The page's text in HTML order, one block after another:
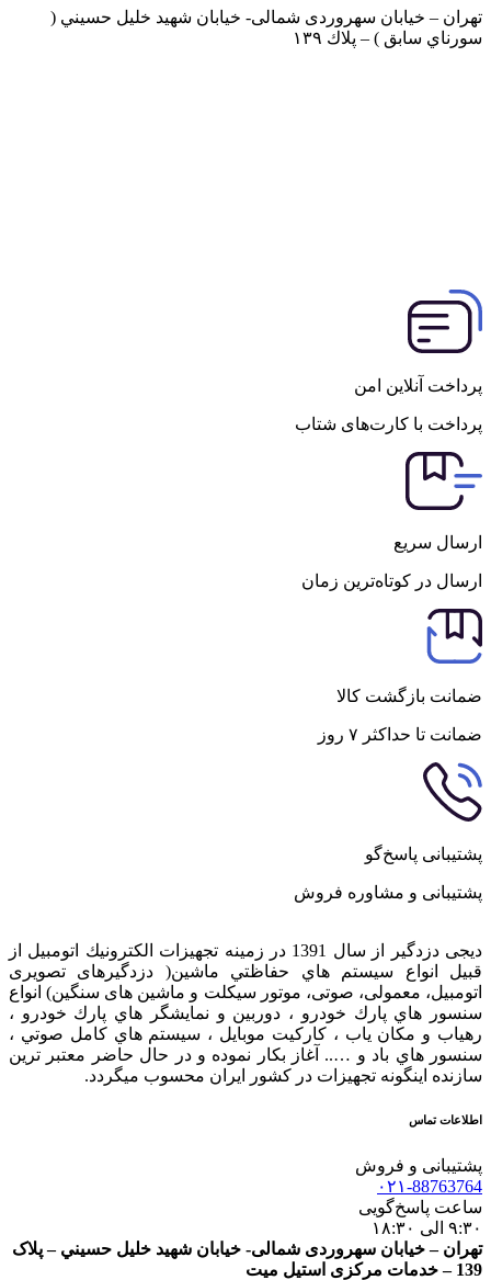
تهران – خيابان سهروردی شمالی- خيابان شهيد خليل حسيني (
سورناي سابق ) – پلاك ۱۳۹
پرداخت آنلاین امن
پرداخت با کارت‌های شتاب
ارسال سریع
ارسال در کوتاه‌ترین زمان
ضمانت بازگشت کالا
ضمانت تا حداکثر ۷ روز
پشتیبانی پاسخ‌گو
پشتیبانی و مشاوره فروش
دیجی دزدگیر از سال 1391 در زمينه تجهيزات الكترونيك اتومبیل از
قبيل انواع سيستم هاي حفاظتي ماشین( دزدگيرهای تصویری
اتومبیل، معمولی، صوتی، موتور سیکلت و ماشین های سنگین) انواع
سنسور هاي پارك خودرو ، دوربين و نمايشگر هاي پارك خودرو ،
رهياب و مكان ياب ، كاركيت موبايل ، سيستم هاي كامل صوتي ،
سنسور هاي باد و ….. آغاز بكار نموده و در حال حاضر معتبر ترين
سازنده اينگونه تجهيزات در كشور ایران محسوب ميگردد.
اطلاعات تماس
پشتیبانی و فروش
۰۲۱-88763764
ساعت پاسخ‌گویی
۹:۳۰ الی ۱۸:۳۰
تهران – خيابان سهروردی شمالی- خيابان شهيد خليل حسيني – پلاک
139 – خدمات مرکزی استیل میت